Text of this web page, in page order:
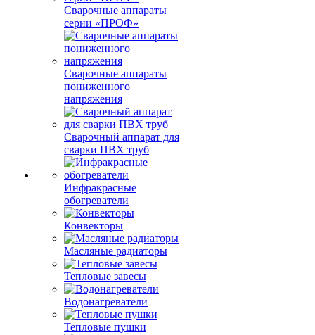
Сварочные аппараты
серии «ПРОФ»
Сварочные аппараты
пониженного
напряжения
Сварочный аппарат для
сварки ПВХ труб
Инфракрасные
обогреватели
Конвекторы
Масляные радиаторы
Тепловые завесы
Водонагреватели
Тепловые пушки